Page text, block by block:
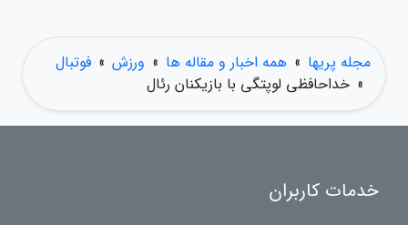
مجله پریها » همه اخبار و مقاله ها » ورزش » فوتبال
» خداحافظی لوپتگی با بازیکنان رئال
خدمات کاربران